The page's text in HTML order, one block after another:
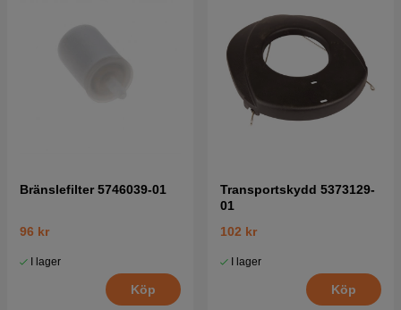
Bränslefilter 5746039-01
96 kr
I lager
Köp
Transportskydd 5373129-
01
102 kr
I lager
Köp